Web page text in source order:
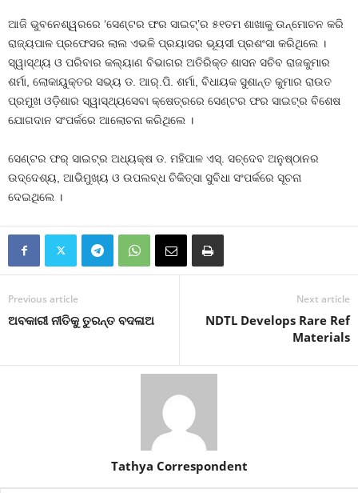
ଆଜି ଭୁବନେଶ୍ୱରରେ ‘ସେଣ୍ଟର ଫର ସାଇଟ୍‌’ର ୫୧ତମ ଶାଖାକୁ ଉନ୍ମୋଚନ କରି
ରାଜ୍ୟପାଳ ପ୍ରଫେସର ଲାଲ ଏଭଳି ପ୍ରୟାସର ଭୂୟସୀ ପ୍ରଶଂସା କରିଥିଲେ ।
ସ୍ୱାସ୍ଥ୍ୟ ଓ ପରିବାର କଲ୍ୟାଣ ବିଭାଗର ଅତିରିକ୍ତ ଶାସନ ସଚିବ ରାଜକୁମାର
ଶର୍ମା, ଲୋକାୟୁକ୍ତର ସଭ୍ୟ ଡ. ଆର୍‌.ପି. ଶର୍ମା, ବିଧାୟକ ସୁଶାନ୍ତ କୁମାର ରାଉତ
ପ୍ରମୁଖ ଓଡ଼ିଶାର ସ୍ୱାସ୍ଥ୍ୟସେବା କ୍ଷେତ୍ରରେ ସେଣ୍ଟର ଫର ସାଇଟ୍‌ର ବିଶେଷ
ଯୋଗଦାନ ସଂପର୍କରେ ଆଲୋଚନା କରିଥିଲେ ।
ସେଣ୍ଟର ଫର୍‌ ସାଇଟ୍‌ର ଅଧ୍ୟକ୍ଷ ଡ. ମହିପାଳ ଏସ୍‌. ସଚ୍‌ଦେବ ଅନୁଷ୍ଠାନର
ଉଦ୍ଦେଶ୍ୟ, ଆଭିମୁଖ୍ୟ ଓ ଉପଲବ୍ଧ ଚିକିତ୍ସା ସୁବିଧା ସଂପର୍କରେ ସୂଚନା
ଦେଇଥିଲେ ।
Previous article
ଅବକାରୀ ନୀତିକୁ ତୁରନ୍ତ ବଦଳାଅ
Next article
NDTL Develops Rare Ref
Materials
Tathya Correspondent